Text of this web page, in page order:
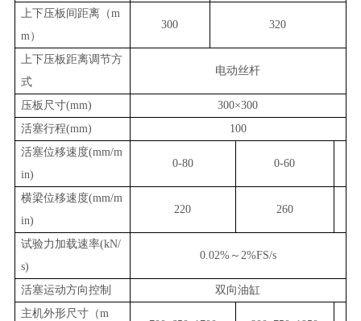
上下压板间距离（m
m）
300 320
上下压板距离调节方
式
电动丝杆
压板尺寸(mm)
300×300
活塞行程(mm)
100
活塞位移速度(mm/m
in)
0-80 0-60
横梁位移速度(mm/m
in)
220 260
试验力加载速率(kN/
s)
0.02%～2%FS/s
活塞运动方向控制 双向油缸
主机外形尺寸（m